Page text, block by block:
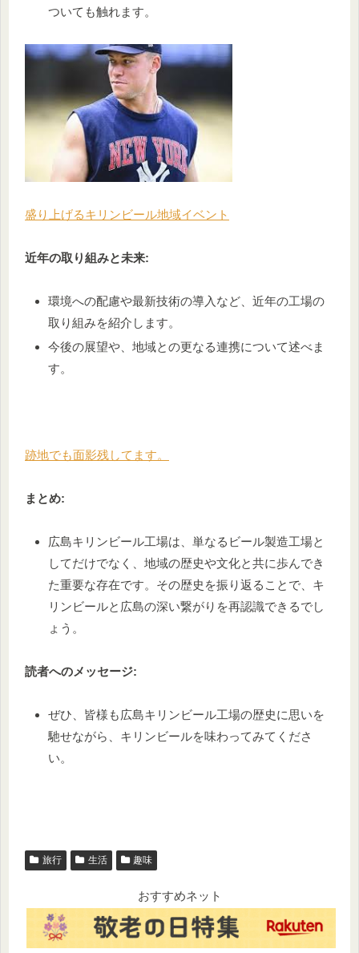
ついても触れます。
盛り上げるキリンビール地域イベント
近年の取り組みと未来:
環境への配慮や最新技術の導入など、近年の工場の
取り組みを紹介します。
今後の展望や、地域との更なる連携について述べま
す。
跡地でも面影残してます。
まとめ:
広島キリンビール工場は、単なるビール製造工場と
してだけでなく、地域の歴史や文化と共に歩んでき
た重要な存在です。その歴史を振り返ることで、キ
リンビールと広島の深い繋がりを再認識できるでし
ょう。
読者へのメッセージ:
ぜひ、皆様も広島キリンビール工場の歴史に思いを
馳せながら、キリンビールを味わってみてくださ
い。
旅行 生活 趣味
おすすめネット